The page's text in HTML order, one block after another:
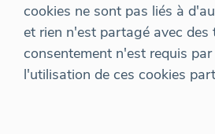
cookies ne sont pas liés à
et rien n'est partagé avec des
consentement n'est requis
l'utilisation de ces cookies